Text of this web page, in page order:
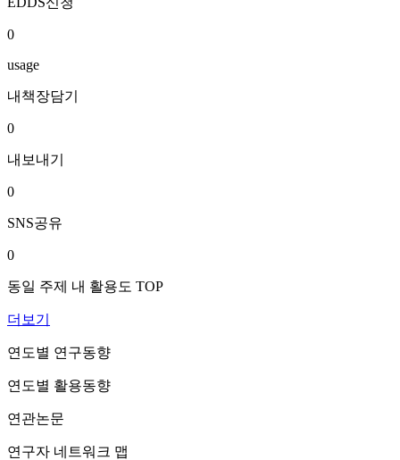
0
usage
내책장담기
0
내보내기
0
SNS공유
0
동일 주제 내 활용도 TOP
더보기
연도별 연구동향
연도별 활용동향
연관논문
연구자 네트워크 맵